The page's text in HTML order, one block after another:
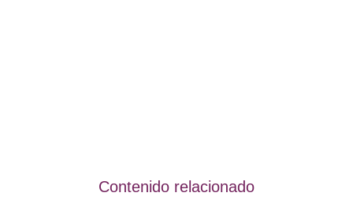
Contenido relacionado